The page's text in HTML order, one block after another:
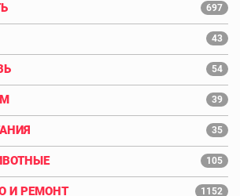
697
43
54
39
35
105
И РЕМОНТ 1152